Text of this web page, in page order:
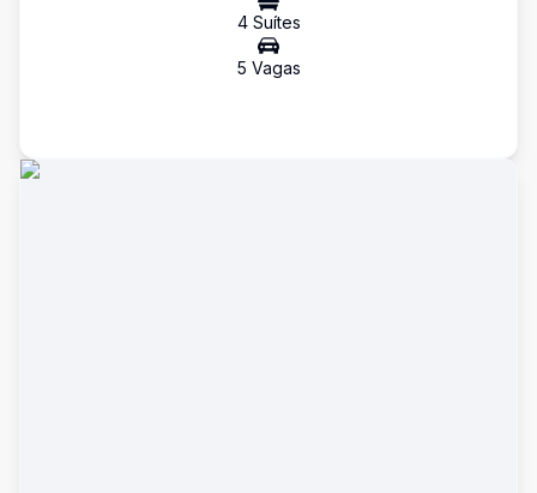
4Suítes
5 Vagas